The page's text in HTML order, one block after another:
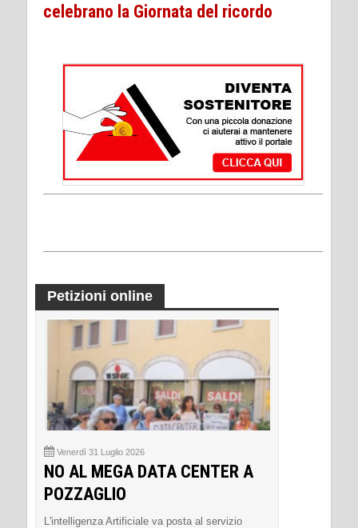
celebrano la Giornata del ricordo
Petizioni online
Venerdì 31 Luglio 2026
NO AL MEGA DATA CENTER A
POZZAGLIO
L'intelligenza Artificiale va posta al servizio